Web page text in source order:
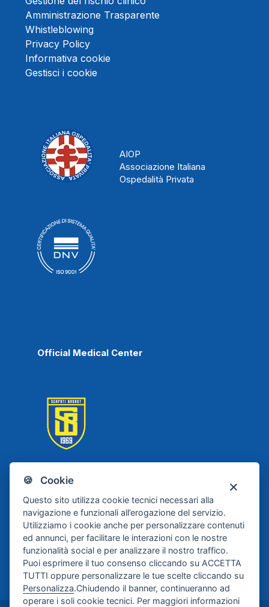
🍪 Cookie
Questo sito utilizza cookie tecnici necessari alla
navigazione e funzionali all’erogazione del servizio.
Utilizziamo i cookie anche per personalizzare contenuti
ed annunci, per facilitare le interazioni con le nostre
funzionalità social e per analizzare il nostro traffico.
Puoi esprimere il tuo consenso cliccando su ACCETTA
TUTTI oppure personalizzare le tue scelte cliccando su
Personalizza.Chiudendo il banner, continueranno ad
operare i soli cookie tecnici. Per maggiori informazioni
Amministrazione Trasparente
Whistleblowing
Privacy Policy
Informativa cookie
Gestisci i cookie
AIOP
Associazione Italiana
Ospedalità Privata
Official Medical Center
Scafati Basket